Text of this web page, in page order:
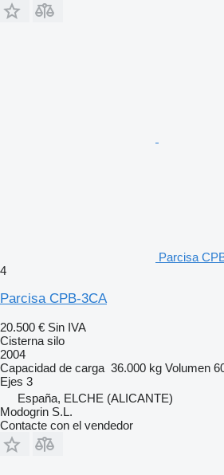
Parcisa
4
Parcisa CPB-3CA
20.500 € Sin IVA
Cisterna silo
2004
Capacidad de carga 36.000 kg Volumen
Ejes 3
España, ELCHE (ALICANTE)
Modogrin S.L.
Contacte con el vendedor